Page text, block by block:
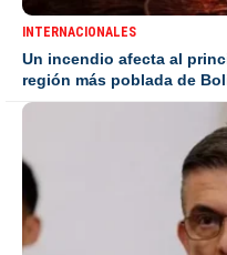
INTERNACIONALES
Un incendio afecta al
región más poblada de